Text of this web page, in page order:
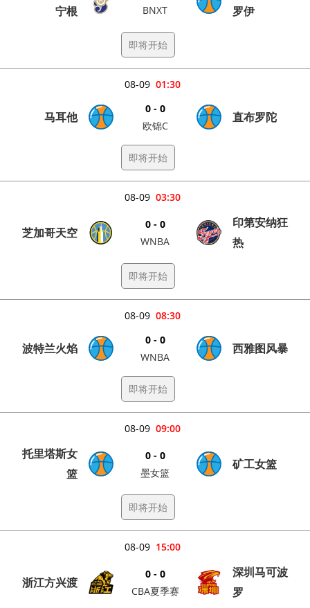
宁根
BNXT
罗伊
即将开始
01:30
08-09
马耳他
0 - 0
欧锦C
直布罗陀
即将开始
03:30
08-09
芝加哥天空
0 - 0
WNBA
印第安纳狂
热
即将开始
08:30
08-09
波特兰火焰
0 - 0
WNBA
西雅图风暴
即将开始
09:00
08-09
托里塔斯女
篮
0 - 0
墨女篮
矿工女篮
即将开始
15:00
08-09
浙江方兴渡
0 - 0
CBA夏季赛
深圳马可波
罗